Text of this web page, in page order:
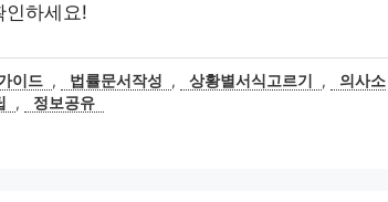
인하세요!
이드 , 법률문서작성 , 상황별서식고르기 ,
의사소
, 정보공유